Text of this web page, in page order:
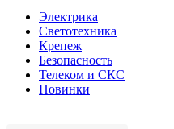
Электрика
Светотехника
Крепеж
Безопасность
Телеком и СКС
Новинки